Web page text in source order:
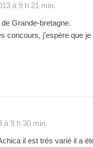
à 9 h 21 min.
Grande-bretagne.
concours, j’espère que
à 9 h 30 min.
il est trés varié il a